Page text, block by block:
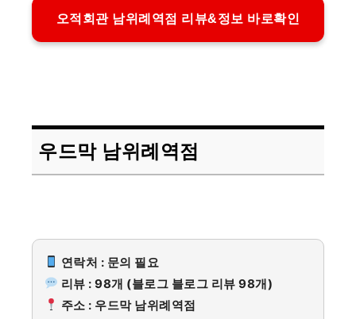
오적회관 남위례역점 리뷰&정보 바로확인
우드막 남위례역점
연락처 : 문의 필요
리뷰 : 98개 (블로그 블로그 리뷰 98개)
주소 : 우드막 남위례역점